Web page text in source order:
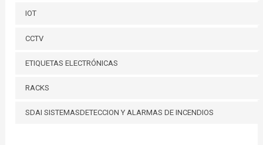
IOT
CCTV
ETIQUETAS ELECTRÓNICAS
RACKS
SDAI SISTEMASDETECCION Y ALARMAS DE INCENDIOS